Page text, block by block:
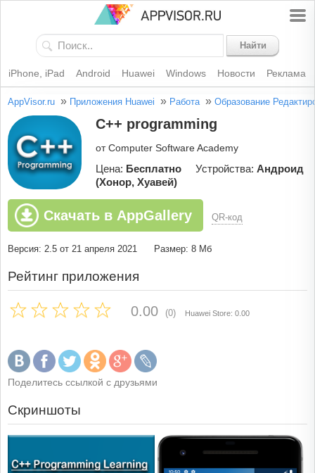
Найти
iPhone, iPad Android Huawei Windows Новости Реклама
AppVisor.ru » Приложения Huawei » Работа » Образование
C++ programming
от Computer Software Academy
Цена: Бесплатно Устройства: Андроид
(Хонор, Хуавей)
Скачать в AppGallery QR-код
Версия: 2.5 от 21 апреля 2021 Размер: 8 Мб
Рейтинг приложения
0.00 (0) Huawei Store: 0.00
Поделитесь ссылкой с друзьями
Скриншоты